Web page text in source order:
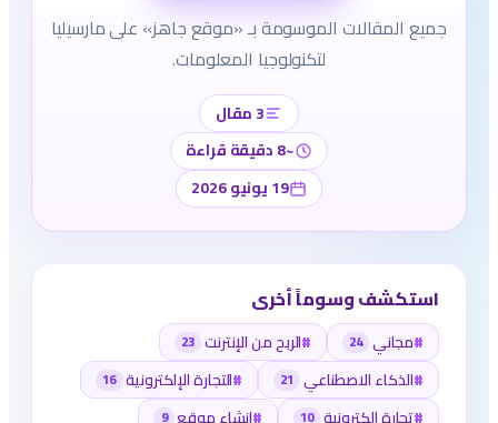
جميع المقالات الموسومة بـ «موقع جاهز» على مارسيليا
لتكنولوجيا المعلومات.
3 مقال
~8 دقيقة قراءة
19 يونيو 2026
استكشف وسوماً أخرى
#مجاني 24
#الربح من الإنترنت 23
#الذكاء الاصطناعي 21
#التجارة الإلكترونية 16
#تجارة إلكترونية 10
#إنشاء موقع 9